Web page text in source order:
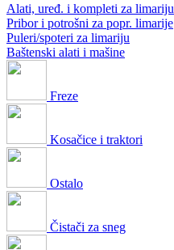
Alati, uređ. i kompleti za limariju
Pribor i potrošni za popr. limarije
Puleri/spoteri za limariju
Baštenski alati i mašine
Freze
Kosačice i traktori
Ostalo
Čistači za sneg